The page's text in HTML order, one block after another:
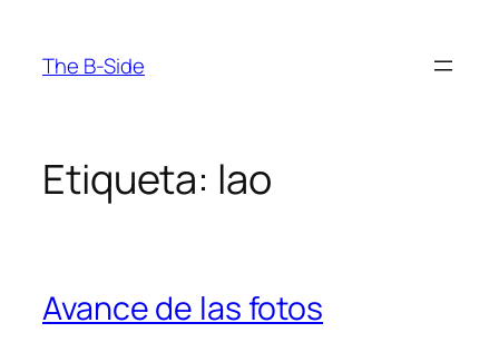
contenido
The B-Side
Etiqueta: lao
Avance de las fotos